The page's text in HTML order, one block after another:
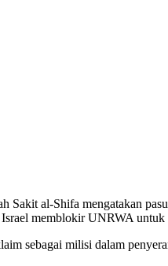
al-Shifa mengatakan
memblokir UNRWA
sebagai milisi dalam